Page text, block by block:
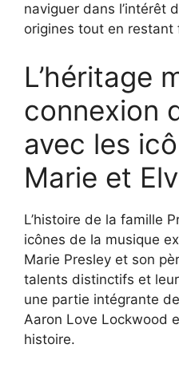
naviguer dans l’intérêt
origines tout en
L’héritage
connexion
avec les
Marie et
L’histoire de la famille
icônes de la musique
Marie Presley et son
talents distinctifs et
une partie intégrante
Aaron Love Lockwood
histoire.